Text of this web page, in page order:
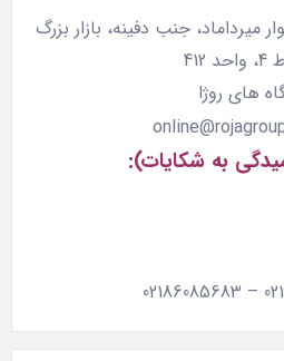
ميرداماد، جنب دفينه، بازار بزرگ
های روژا
به شکایات):